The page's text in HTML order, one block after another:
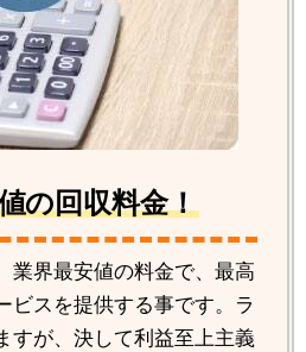
の回収料金！
業界最安値の料金で、最高
ビスを提供する事です。ラ
すが、決して利益至上主義